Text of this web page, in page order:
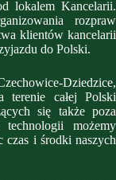
lokalem Kancelarii.
rozpraw
klientów kancelarii
do Polski.
Dziedzice,
terenie całej Polski
się także poza
możemy
czas i środki naszych